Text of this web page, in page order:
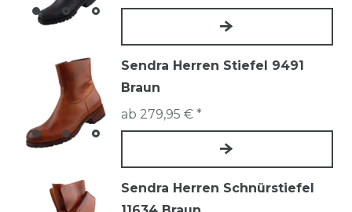
Sendra Herren Stiefel 9491
Braun
ab 279,95 € *
Sendra Herren Schnürstiefel